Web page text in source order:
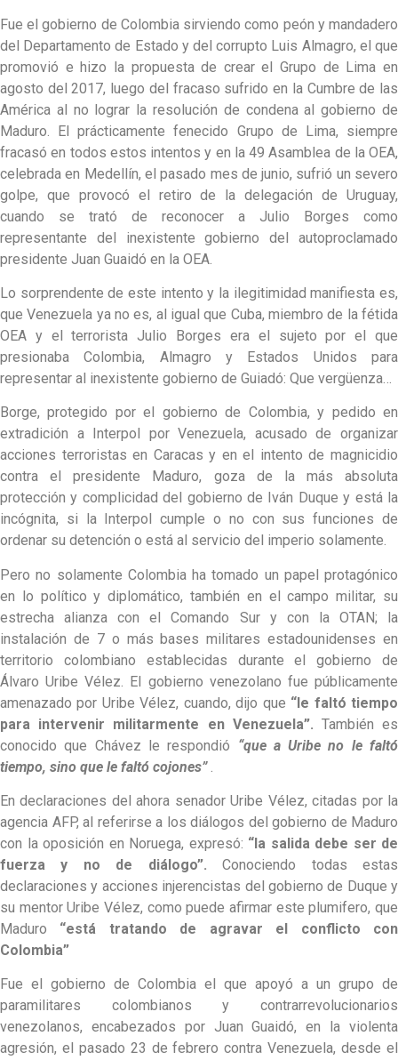
Fue el gobierno de Colombia sirviendo como peón y mandadero
del Departamento de Estado y del corrupto Luis Almagro, el que
promovió e hizo la propuesta de crear el Grupo de Lima en
agosto del 2017, luego del fracaso sufrido en la Cumbre de las
América al no lograr la resolución de condena al gobierno de
Maduro. El prácticamente fenecido Grupo de Lima, siempre
fracasó en todos estos intentos y en la 49 Asamblea de la OEA,
celebrada en Medellín, el pasado mes de junio, sufrió un severo
golpe, que provocó el retiro de la delegación de Uruguay,
cuando se trató de reconocer a Julio Borges como
representante del inexistente gobierno del autoproclamado
presidente Juan Guaidó en la OEA.
Lo sorprendente de este intento y la ilegitimidad manifiesta es,
que Venezuela ya no es, al igual que Cuba, miembro de la fétida
OEA y el terrorista Julio Borges era el sujeto por el que
presionaba Colombia, Almagro y Estados Unidos para
representar al inexistente gobierno de Guiadó: Que vergüenza…
Borge, protegido por el gobierno de Colombia, y pedido en
extradición a Interpol por Venezuela, acusado de organizar
acciones terroristas en Caracas y en el intento de magnicidio
contra el presidente Maduro, goza de la más absoluta
protección y complicidad del gobierno de Iván Duque y está la
incógnita, si la Interpol cumple o no con sus funciones de
ordenar su detención o está al servicio del imperio solamente.
Pero no solamente Colombia ha tomado un papel protagónico
en lo político y diplomático, también en el campo militar, su
estrecha alianza con el Comando Sur y con la OTAN; la
instalación de 7 o más bases militares estadounidenses en
territorio colombiano establecidas durante el gobierno de
Álvaro Uribe Vélez. El gobierno venezolano fue públicamente
amenazado por Uribe Vélez, cuando, dijo que “le faltó tiempo
para intervenir militarmente en Venezuela”. También es
conocido que Chávez le respondió “que a Uribe no le faltó
tiempo, sino que le faltó cojones”.
En declaraciones del ahora senador Uribe Vélez, citadas por la
agencia AFP, al referirse a los diálogos del gobierno de Maduro
con la oposición en Noruega, expresó: “la salida debe ser de
fuerza y no de diálogo”.Conociendo todas estas
declaraciones y acciones injerencistas del gobierno de Duque y
su mentor Uribe Vélez, como puede afirmar este plumifero, que
Maduro “está tratando de agravar el conflicto con
Colombia”
Fue el gobierno de Colombia el que apoyó a un grupo de
paramilitares colombianos y contrarrevolucionarios
venezolanos, encabezados por Juan Guaidó, en la violenta
agresión, el pasado 23 de febrero contra Venezuela, desde el